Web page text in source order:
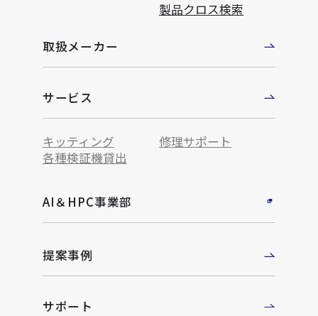
製品クロス検索
取扱メーカー
サービス
キッティング
修理サポート
各種検証機貸出
AI＆HPC事業部
提案事例
サポート